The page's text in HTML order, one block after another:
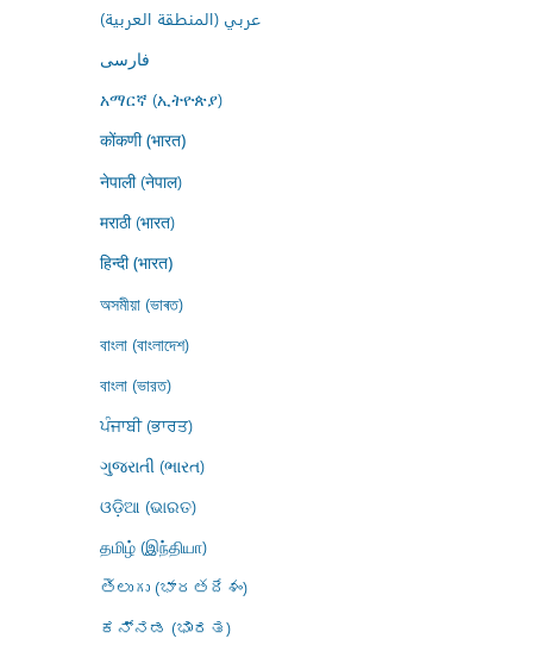
عربي (المنطقة العربية)
فارسى
አማርኛ (ኢትዮጵያ)
कोंकणी (भारत)
नेपाली (नेपाल)
मराठी (भारत)
हिन्दी (भारत)
অসমীয়া (ভাৰত)
বাংলা (বাংলাদেশ)
বাংলা (ভারত)
ਪੰਜਾਬੀ (ਭਾਰਤ)
ગુજરાતી (ભારત)
ଓଡ଼ିଆ (ଭାରତ)
தமிழ் (இந்தியா)
తెలుగు (భారతదేశం)
ಕನ್ನಡ (ಭಾರತ)